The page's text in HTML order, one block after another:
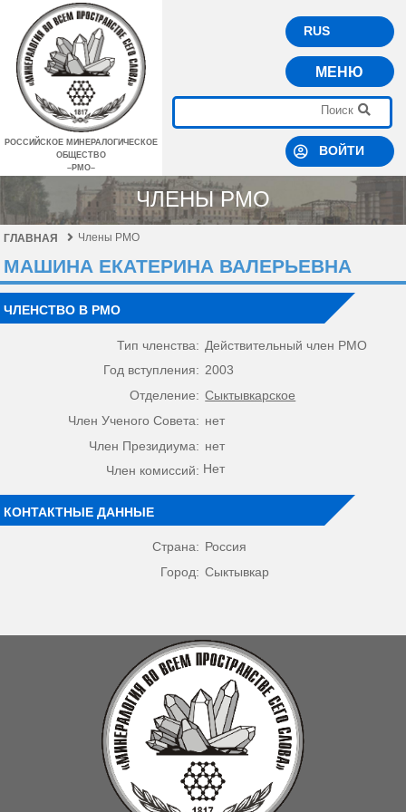
РОССИЙСКОЕ МИНЕРАЛОГИЧЕСКОЕ
ОБЩЕСТВО
–РМО–
RUS
МЕНЮ
ВОЙТИ
ЧЛЕНЫ РМО
ГЛАВНАЯ Члены РМО
МАШИНА ЕКАТЕРИНА ВАЛЕРЬЕВНА
ЧЛЕНСТВО В РМО
Тип членства: Действительный член РМО
Год вступления: 2003
Отделение: Сыктывкарское
Член Ученого Совета: нет
Член Президиума: нет
Член комиссий: Нет
КОНТАКТНЫЕ ДАННЫЕ
Страна: Россия
Город: Сыктывкар